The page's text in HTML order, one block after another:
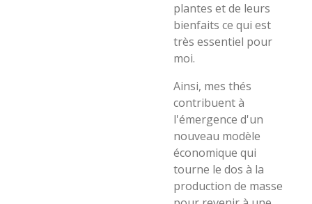
plantes et de leurs
bienfaits ce qui est
très essentiel pour
moi.
Ainsi, mes thés
contribuent à
l'émergence d'un
nouveau modèle
économique qui
tourne le dos à la
production de masse